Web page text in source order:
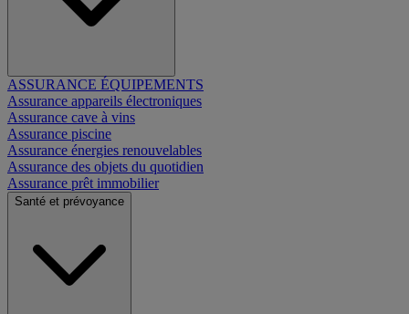
ASSURANCE ÉQUIPEMENTS
Assurance appareils électroniques
Assurance cave à vins
Assurance piscine
Assurance énergies renouvelables
Assurance des objets du quotidien
Assurance prêt immobilier
Santé et prévoyance